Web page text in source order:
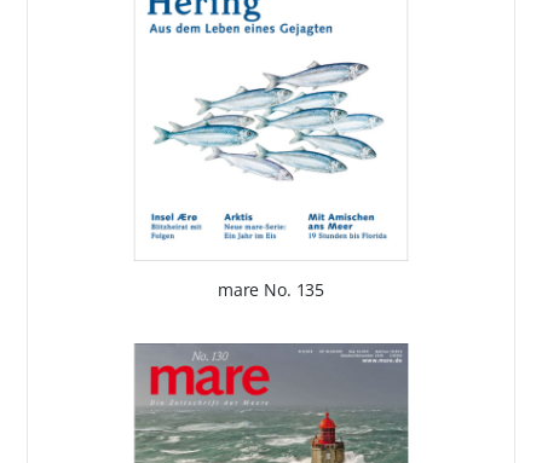
mare No. 135